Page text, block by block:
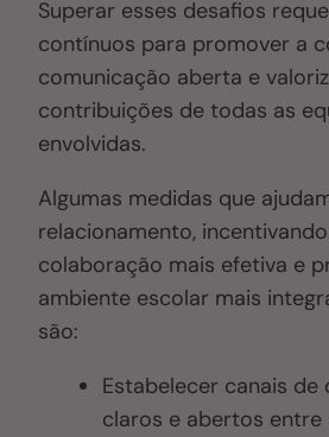
Superar esses desafios
contínuos para promover a
comunicação aberta e
contribuições de todas as
envolvidas.
Algumas medidas que
relacionamento,
colaboração mais efetiva e
ambiente escolar mais
são:
Estabelecer canais de
claros e abertos entre